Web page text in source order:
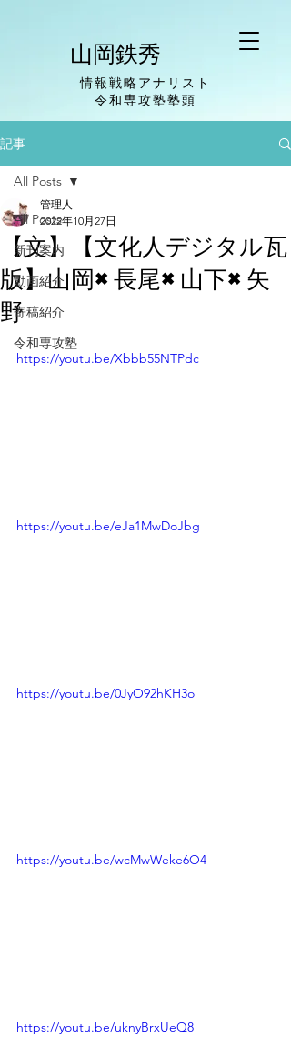
山岡鉄秀
情報戦略アナリスト
​令和専攻塾塾頭
記事
All Posts
新刊案内
動画紹介
寄稿紹介
令和専攻塾
All Posts
【文】【文化人デジタル瓦
版】山岡×長尾×山下×矢
野
管理人
2022年10月27日
https://youtu.be/Xbbb55NTPdc
https://youtu.be/eJa1MwDoJbg
https://youtu.be/0JyO92hKH3o
https://youtu.be/wcMwWeke6O4
https://youtu.be/uknyBrxUeQ8